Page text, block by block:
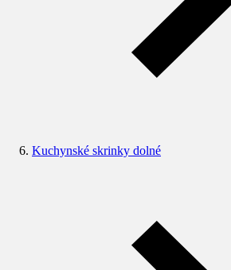
Kuchynské skrinky dolné